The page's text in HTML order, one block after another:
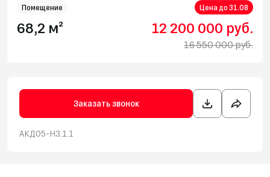
Помещение Цена до 31.08
68,2 м² 12 200 000 руб.
16 550 000 руб.
Заказать звонок
АКД05-Н3.1.1